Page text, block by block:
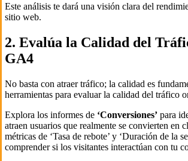
Este análisis te dará una visión clara del
sitio web.
2. Evalúa la Calidad del
GA4
No basta con atraer tráfico; la calidad es
herramientas para evaluar la calidad del tráfico
Explora los informes de ‘Conversiones’ para
atraen usuarios que realmente se convierten en
métricas de ‘Tasa de rebote’ y ‘Duración de la
comprender si los visitantes interactúan con tu